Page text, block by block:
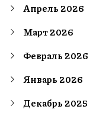
Апрель 2026
Март 2026
Февраль 2026
Январь 2026
Декабрь 2025